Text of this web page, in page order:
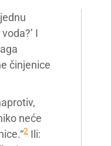
I
činjenice
neće
2 Ili: